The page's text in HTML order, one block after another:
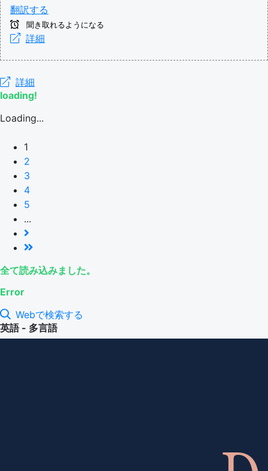
翻訳する
聞き取れるようになる
詳細
詳細
loading!
Loading...
1
2
3
4
5
...
全て読み込みました。
Error
Webで検索する
英語 - 多言語